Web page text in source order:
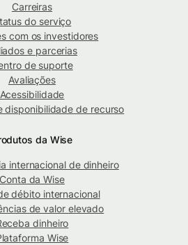
Carreiras
do serviço
com os investidores
e parcerias
de suporte
Avaliações
Acessibilidade
disponibilidade de recurso
da Wise
internacional de dinheiro
Conta da Wise
débito internacional
de valor elevado
dinheiro
Wise